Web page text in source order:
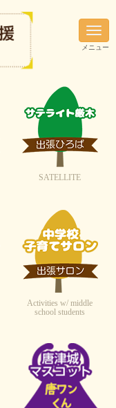
N
a
v
i
o
メニュー
SATELLITE
Activities w/ middle
school students